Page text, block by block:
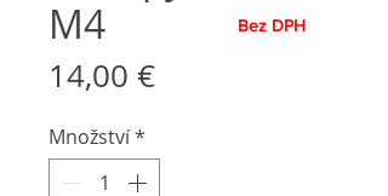
M4
14,00 €Cena
Množství*
Bez DPH